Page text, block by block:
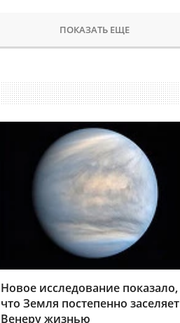
ПОКАЗАТЬ ЕЩЕ
Новое исследование показало,
что Земля постепенно заселяет
Венеру жизнью